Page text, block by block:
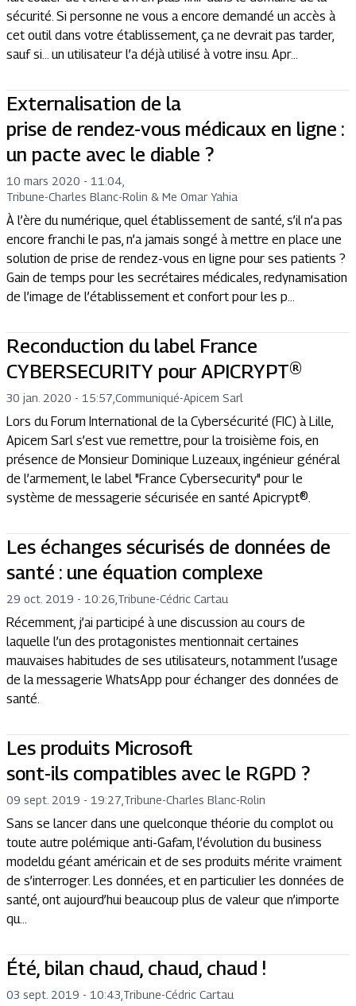
sécurité. Si personne ne vous a encore demandé un accès à
cet outil dans votre établissement, ça ne devrait pas tarder,
sauf si… un utilisateur l’a déjà utilisé à votre insu. Apr...
Externalisation de la
prise de rendez-vous médicaux en ligne :
un pacte avec le diable ?
10 mars 2020 - 11:04
Tribune-Charles Blanc-Rolin & Me Omar Yahia
À l’ère du numérique, quel établissement de santé, s’il n’a pas
encore franchi le pas, n’a jamais songé à mettre en place une
solution de prise de rendez-vous en ligne pour ses patients ?
Gain de temps pour les secrétaires médicales, redynamisation
de l’image de l’établissement et confort pour les p...
Reconduction du label France
CYBERSECURITY pour APICRYPT®
30 jan. 2020 - 15:57 Communiqué-Apicem Sarl
Lors du Forum International de la Cybersécurité (FIC) à Lille,
Apicem Sarl s’est vue remettre, pour la troisième fois, en
présence de Monsieur Dominique Luzeaux, ingénieur général
de l’armement, le label "France Cybersecurity" pour le
système de messagerie sécurisée en santé Apicrypt®.
Les échanges sécurisés de données de
santé : une équation complexe
29 oct. 2019 - 10:26 Tribune-Cédric Cartau
Récemment, j’ai participé à une discussion au cours de
laquelle l’un des protagonistes mentionnait certaines
mauvaises habitudes de ses utilisateurs, notamment l’usage
de la messagerie WhatsApp pour échanger des données de
santé.
Les produits Microsoft
sont-ils compatibles avec le RGPD ?
09 sept. 2019 - 19:27 Tribune-Charles Blanc-Rolin
Sans se lancer dans une quelconque théorie du complot ou
toute autre polémique anti-Gafam, l’évolution du business
modeldu géant américain et de ses produits mérite vraiment
de s’interroger. Les données, et en particulier les données de
santé, ont aujourd’hui beaucoup plus de valeur que n’importe
qu...
Été, bilan chaud, chaud, chaud !
03 sept. 2019 - 10:43 Tribune-Cédric Cartau